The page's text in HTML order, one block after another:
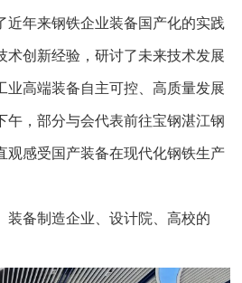
年来钢铁企业装备国产化的实践
术创新经验，研讨了未来技术发展
业高端装备自主可控、高质量发展
午，部分与会代表前往宝钢湛江钢
观感受国产装备在现代化钢铁生产
备制造企业、设计院、高校的